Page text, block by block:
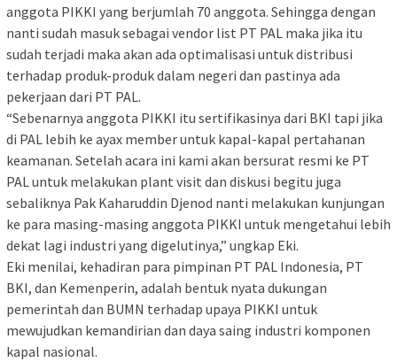
anggota PIKKI yang berjumlah 70 anggota. Sehingga dengan
nanti sudah masuk sebagai vendor list PT PAL maka jika itu
sudah terjadi maka akan ada optimalisasi untuk distribusi
terhadap produk-produk dalam negeri dan pastinya ada
pekerjaan dari PT PAL.
“Sebenarnya anggota PIKKI itu sertifikasinya dari BKI tapi jika
di PAL lebih ke ayax member untuk kapal-kapal pertahanan
keamanan. Setelah acara ini kami akan bersurat resmi ke PT
PAL untuk melakukan plant visit dan diskusi begitu juga
sebaliknya Pak Kaharuddin Djenod nanti melakukan kunjungan
ke para masing-masing anggota PIKKI untuk mengetahui lebih
dekat lagi industri yang digelutinya,” ungkap Eki.
Eki menilai, kehadiran para pimpinan PT PAL Indonesia, PT
BKI, dan Kemenperin, adalah bentuk nyata dukungan
pemerintah dan BUMN terhadap upaya PIKKI untuk
mewujudkan kemandirian dan daya saing industri komponen
kapal nasional.